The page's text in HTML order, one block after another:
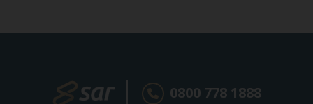
0800 778 1888